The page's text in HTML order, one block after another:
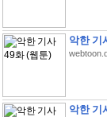
악한 기
악한 기